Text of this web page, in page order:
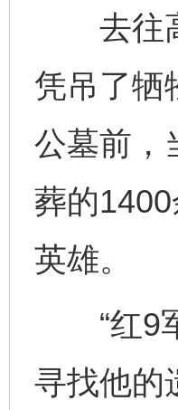
去往高
凭吊了牺
公墓前，
葬的
英雄。
“红9军
寻找他的